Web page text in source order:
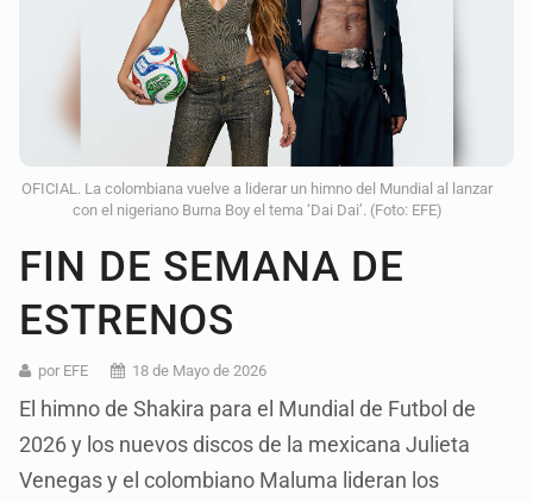
OFICIAL. La colombiana vuelve a liderar un himno del Mundial al lanzar
con el nigeriano Burna Boy el tema ‘Dai Dai’. (Foto: EFE)
FIN DE SEMANA DE
ESTRENOS
por EFE 18 de Mayo de 2026
El himno de Shakira para el Mundial de Futbol de
2026 y los nuevos discos de la mexicana Julieta
Venegas y el colombiano Maluma lideran los